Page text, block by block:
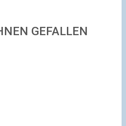
GEFALLEN